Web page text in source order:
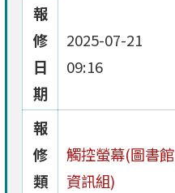
報
修
日
期
2025-07-21
09:16
報
修
類
觸控螢幕(圖書館
資訊組)